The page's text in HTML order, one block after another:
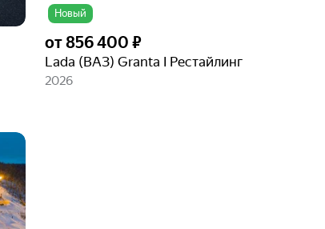
Новый
от856 400 ₽
Lada (ВАЗ) Granta I Рестайлинг
2026